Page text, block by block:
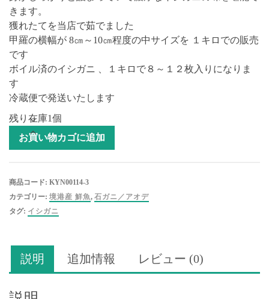
きます。
獲れたてを当店で茹でました
甲羅の横幅が 8㎝～10㎝程度の中サイズを １キロでの販売
です
ボイル済のイシガニ 、１キロで８～１２枚入りになりま
す
冷蔵便で発送いたします
残り在庫1個
み
港
産
お買い物カゴに追加
商品コード: KYN00114-3
カテゴリー: 境港産 鮮魚, 石ガニ／アオデ
タグ: イシガニ
説明 追加情報 レビュー (0)